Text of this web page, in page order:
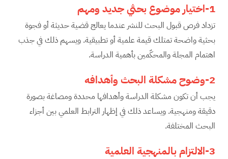
1-اختيار موضوع بحثي جديد ومهم
تزداد فرص قبول البحث للنشر عندما يعالج قضية حديثة أو فجوة
بحثية واضحة تمتلك قيمة علمية أو تطبيقية. ويسهم ذلك في جذب
اهتمام المجلة والمحكّمين بأهمية الدراسة.
2-وضوح مشكلة البحث وأهدافه
يجب أن تكون مشكلة الدراسة وأهدافها محددة ومصاغة بصورة
دقيقة ومنهجية. ويساعد ذلك في إظهار الترابط العلمي بين أجزاء
البحث المختلفة.
3-الالتزام بالمنهجية العلمية